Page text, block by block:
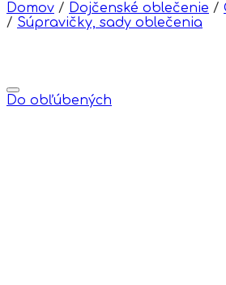
Domov / Dojčenské oblečenie /
/ Súpravičky, sady oblečenia
Do obľúbených